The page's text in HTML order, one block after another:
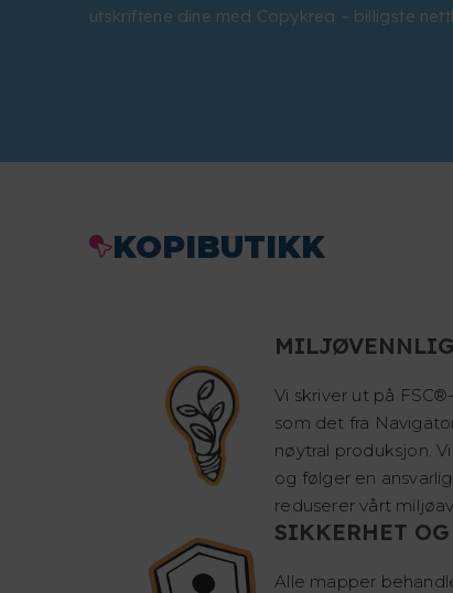
utskriftene dine med Copykrea – billigste
KOPIBUTIKK
Vi skriver ut på
som det fra
nøytral produksjon.
og følger en
reduserer vårt
SIKKERHET
Alle mapper